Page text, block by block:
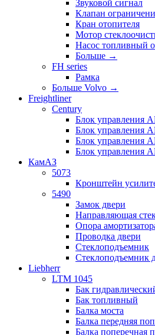
Звуковой сигнал
Клапан
Кран отопителя
Мотор
Насос топливный
Больше →
FH series
Рамка
Больше Volvo →
Freightliner
Century
Блок управления
Блок управления
Блок управления
Блок управления
КамАЗ
5073
Кронштейн
5490
Замок двери
Направляющая
Опора
Проводка двери
Стеклоподъемник
Стеклоподъемник
Liebherr
LTM 1045
Бак
Бак топливный
Балка моста
Балка передняя
Балка поперечная